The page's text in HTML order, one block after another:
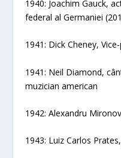
1940: Joachim Gauck,
federal al Germaniei
1941: Dick Cheney,
1941: Neil Diamond,
muzician american
1942: Alexandru
1943: Luiz Carlos